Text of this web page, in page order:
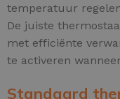
temperatuur
De juiste
met efficiënte
te activeren
Standaard